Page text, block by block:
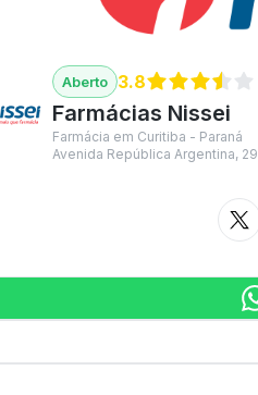
3.8
Farmácias Nissei
Farmácia em Curitiba - Paraná
Avenida República Argentina,